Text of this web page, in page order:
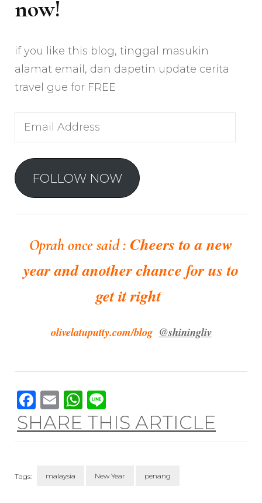
now!
if you like this blog, tinggal masukin
alamat email, dan dapetin update cerita
travel gue for FREE
Email
Address
FOLLOW NOW
Oprah once said : Cheers to a new
year and another chance for us to
get it right
olivelatuputty.com/blog @shiningliv
Facebook
EmailWhatsApp
SHARE THIS ARTICLE
Tags: malaysia New Year penang